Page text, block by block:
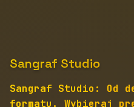
Sangraf Studio
Sangraf Studio: Od
formatu. Wybieraj